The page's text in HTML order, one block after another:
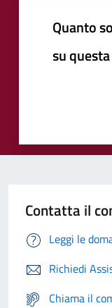
Quanto
su
Contatta il
Leggi le
Richiedi
Chiama il